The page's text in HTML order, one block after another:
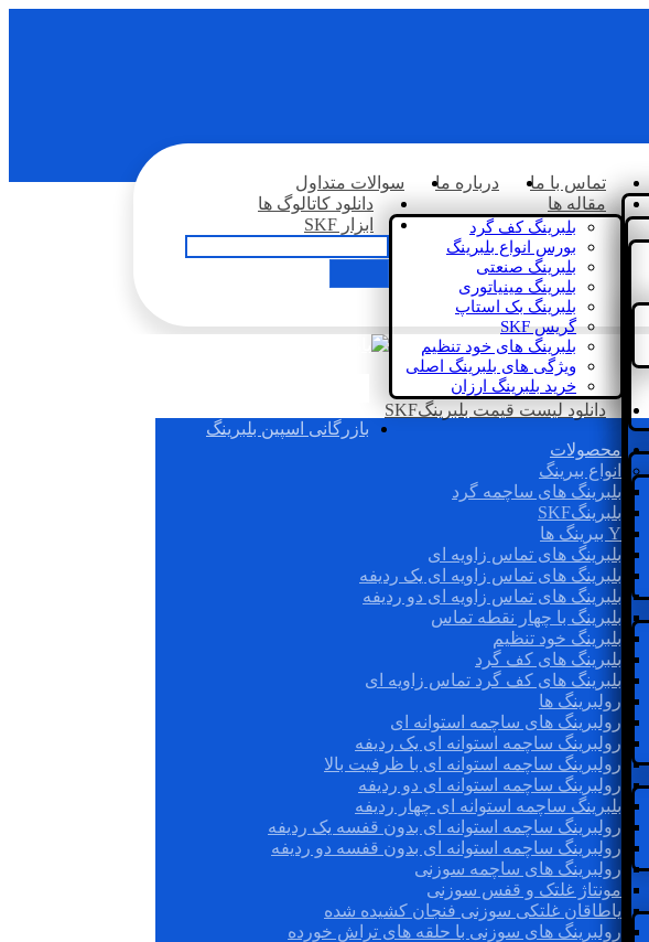
تماس با ما درباره ما
سوالات متداول
مقاله ها
بلبرینگ کف گرد
بورس انواع بلبرینگ
بلبرینگ صنعتی
بلبرینگ مینیاتوری
بلبرینگ بک استاپ
گریس SKF
بلبرینگ های خود تنظیم
ویژگی های بلبرینگ اصلی
خرید بلبرینگ ارزان
دانلود کاتالوگ ها
ابزار SKF
دانلود لیست قیمت بلبرینگSKF
بازرگانی اسپین بلبرینگ
محصولات
انواع بیرینگ
بلبرینگ های ساچمه گرد
بلبرینگSKF
Y بیرینگ ها
بلبرینگ های تماس زاویه ای
بلبرینگ های تماس زاویه ای یک ردیفه
بلبرینگ های تماس زاویه ای دو ردیفه
بلبرینگ با چهار نقطه تماس
بلبرینگ خود تنظیم
بلبرینگ های کف گرد
بلبرینگ های کف گرد تماس زاویه ای
رولبرینگ ها
رولبرینگ های ساچمه استوانه ای
رولبرینگ ساچمه استوانه ای یک ردیفه
رولبرینگ ساچمه استوانه ای با ظرفیت بالا
رولبرینگ ساچمه استوانه ای دو ردیفه
بلبرینگ ساچمه استوانه ای چهار ردیفه
رولبرینگ ساچمه استوانه ای بدون قفسه یک ردیفه
رولبرینگ ساچمه استوانه ای بدون قفسه دو ردیفه
رولبرینگ های ساچمه سوزنی
مونتاژ غلتک و قفس سوزنی
یاطاقان غلتکی سوزنی فنجان کشیده شده
رولبرینگ های سوزنی با حلقه های تراش خورده